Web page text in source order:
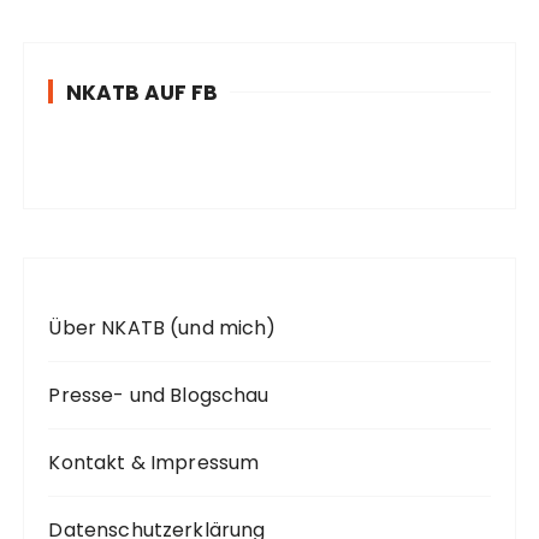
NKATB AUF FB
Über NKATB (und mich)
Presse- und Blogschau
Kontakt & Impressum
Datenschutzerklärung